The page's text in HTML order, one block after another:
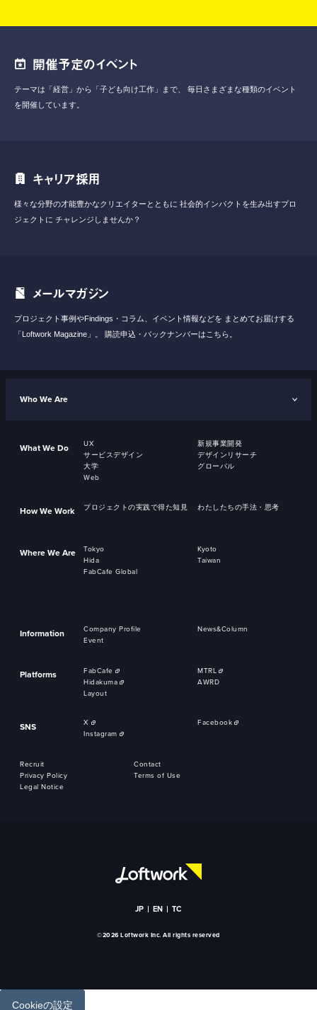
開催予定のイベント
テーマは「経営」から「子ども向け工作」まで、
毎日さまざまな種類のイベント
を開催しています。
キャリア採用
様々な分野の才能豊かなクリエイターとともに 社会的インパクトを生み出すプロ
ジェクトに チャレンジしませんか？
メールマガジン
プロジェクト事例やFindings・コラム、イベント情報などを まとめてお届けする
「Loftwork Magazine」。
購読申込・バックナンバーはこちら。
Who We Are
What We Do UX
新規事業開発
サービスデザイン
デザインリサーチ
大学
グローバル
Web
How We Work プロジェクトの実践で得た知見 わたしたちの手法・思考
Where We Are Tokyo
Kyoto
Hida
Taiwan
FabCafe Global
Information Company Profile
News&Column
Event
Platforms FabCafe
MTRL
Hidakuma
AWRD
Layout
SNS X
Facebook
Instagram
Recruit
Contact
Privacy Policy
Terms of Use
Legal Notice
JP EN TC
©2026 Loftwork Inc. All rights reserved
Cookieの設定